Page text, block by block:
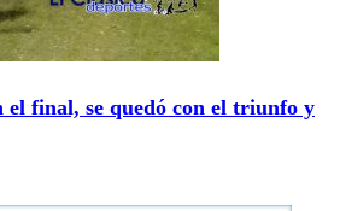
el final, se quedó con el triunfo y